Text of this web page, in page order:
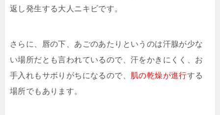
返し発生する大人ニキビです。
さらに、唇の下、あごのあたりというのは汗腺が少な
い場所だとも言われているので、汗をかきにくく、お
手入れもサボりがちになるので、 肌の乾燥が進行する
場所でもあります。